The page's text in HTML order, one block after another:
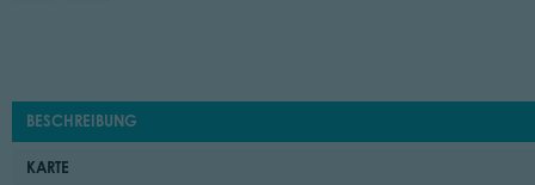
BESCHREIBUNG
KARTE